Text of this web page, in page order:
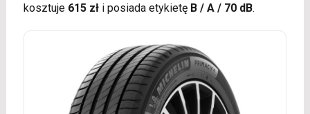
kosztuje 615 złi posiada etykietę B / A / 70 dB.